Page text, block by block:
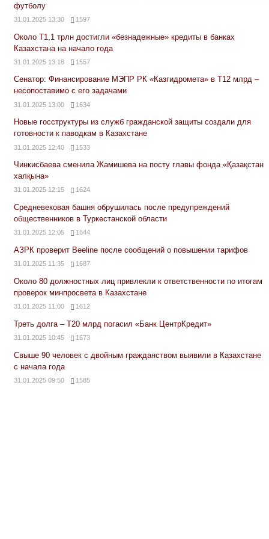
футболу
31.01.2025 13:30 1597
Около Т1,1 трлн достигли «безнадежные» кредиты в банках
Казахстана на начало года
31.01.2025 13:18 1557
Сенатор: Финансирование МЭПР РК «Казгидромета» в Т12 млрд –
несопоставимо с его задачами
31.01.2025 13:00 1634
Новые госструктуры из служб гражданской защиты создали для
готовности к паводкам в Казахстане
31.01.2025 12:40 1533
Чинкисбаева сменила Жамишева на посту главы фонда «Қазақстан
халқына»
31.01.2025 12:15 1624
Средневековая башня обрушилась после предупреждений
общественников в Туркестанской области
31.01.2025 12:05 1644
АЗРК проверит Beeline после сообщений о повышении тарифов
31.01.2025 11:35 1687
Около 80 должностных лиц привлекли к ответственности по итогам
проверок минпросвета в Казахстане
31.01.2025 11:00 1612
Треть долга – Т20 млрд погасил «Банк ЦентрКредит»
31.01.2025 10:45 1673
Свыше 90 человек с двойным гражданством выявили в Казахстане
с начала года
31.01.2025 09:50 1585